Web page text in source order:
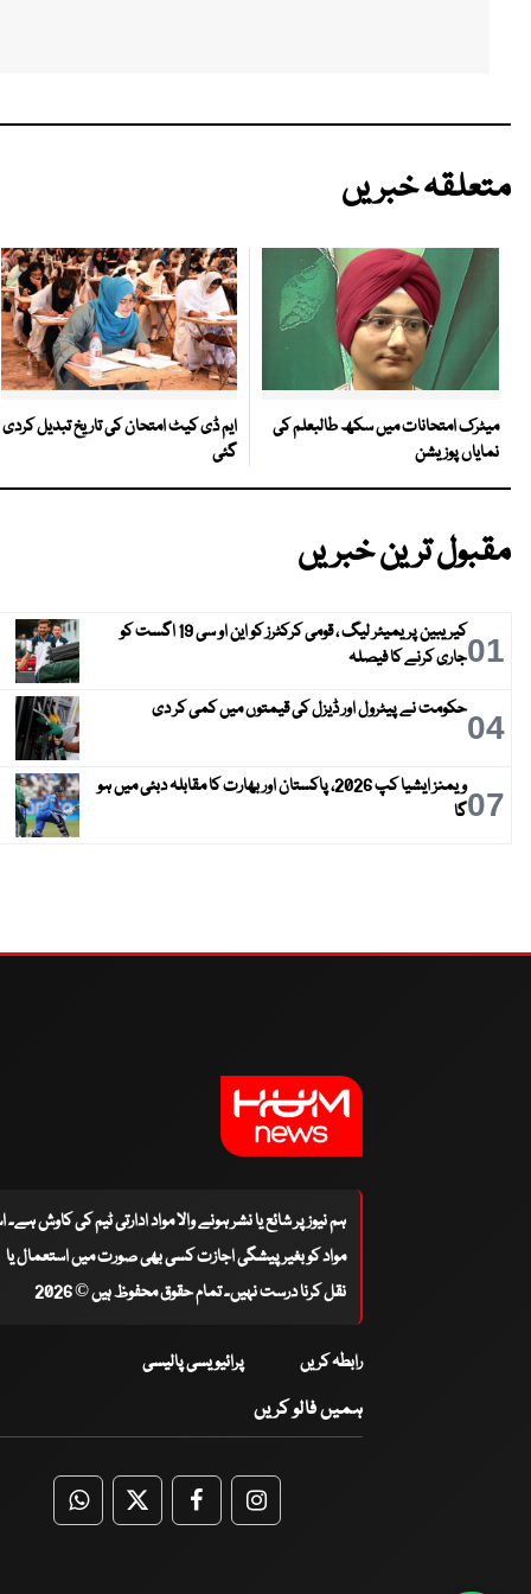
متعلقہ خبریں
میٹرک امتحانات میں سکھ طالبعلم کی
نمایاں پوزیشن
ایم ڈی کیٹ امتحان کی تاریخ تبدیل کردی
گئی
مقبول ترین خبریں
01
کیریبین پریمیئر لیگ ، قومی کرکٹرز کو این او سی 19 اگست کو
جاری کرنے کا فیصلہ
04حکومت نے پیٹرول اور ڈیزل کی قیمتوں میں کمی کر دی
07
ویمنز ایشیا کپ 2026، پاکستان اور بھارت کا مقابلہ دبئی میں ہو
گا
ہم نیوز پر شائع یا نشر ہونے والا مواد ادارتی ٹیم کی کاوش
مواد کو بغیر پیشگی اجازت کسی بھی صورت میں استعمال یا
نقل کرنا درست نہیں۔ تمام حقوق محفوظ ہیں © 2026
رابطہ کریں پرائیویسی پالیسی
ہمیں فالو کریں
WhatsApp
TwitterFacebookFacebook